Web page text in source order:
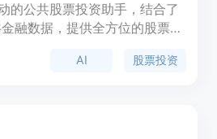
的公共股票投资助手，结合了
融数据，提供全方位的股票分
时的盈利预览、更新、AI聊天
AI 股票投资